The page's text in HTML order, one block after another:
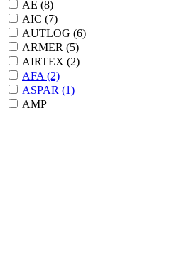
AE (8)
AIC (7)
AUTLOG (6)
ARMER (5)
AIRTEX (2)
AFA (2)
ASPAR (1)
AMP